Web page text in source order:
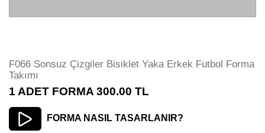
F066 Sonsuz Çizgiler Bisiklet Yaka Erkek Futbol Forma
Takımı
1 ADET FORMA 300.00 TL
FORMA NASIL TASARLANIR?